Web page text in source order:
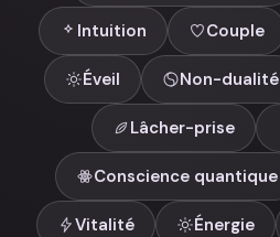
Intuition Couple
Éveil Non-dualité
Lâcher-prise
Conscience quantique
Vitalité Énergie